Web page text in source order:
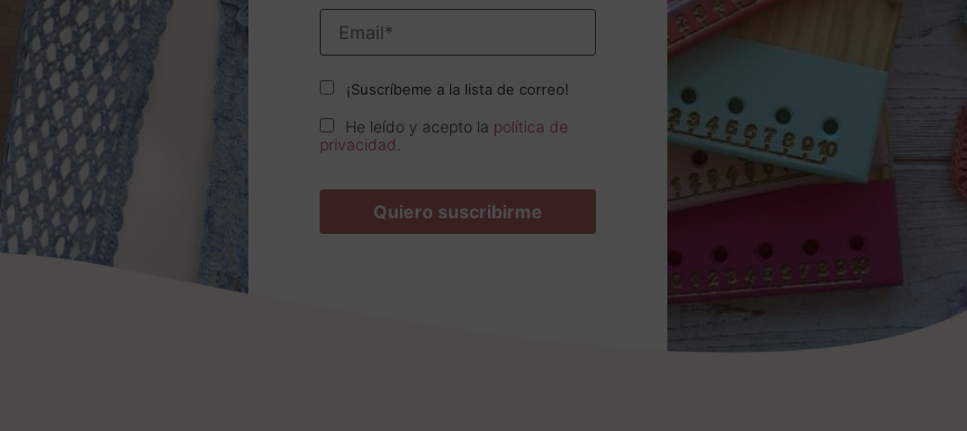
¡Suscríbeme a la lista de correo!
He leído y acepto la política de
privacidad